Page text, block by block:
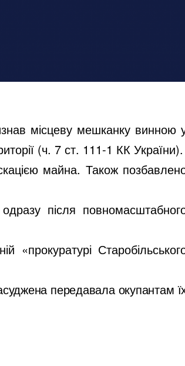
місцеву мешканку винною
(ч. 7 ст. 111-1 КК України).
майна. Також
після
«прокуратурі
передавала окупантам